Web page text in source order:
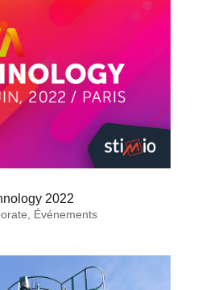
2022
Événements